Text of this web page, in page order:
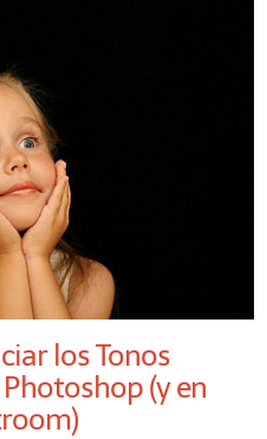
los Tonos
(y en